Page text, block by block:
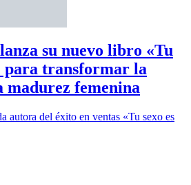
su nuevo libro «Tu
para transformar la
madurez femenina
autora del éxito en ventas «Tu sexo es